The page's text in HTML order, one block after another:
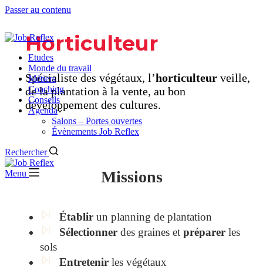
Passer au contenu
Etudes
Monde du travail
Métiers
Coaching
Conseils
Agenda
Salons – Portes ouvertes
Évènements Job Reflex
Rechercher
Menu
Horticulteur
Spécialiste des végétaux, l’horticulteur veille,
de la plantation à la vente, au bon
développement des cultures.
Missions
Établir un planning de plantation
Sélectionner des graines et préparer les
sols
Entretenir les végétaux